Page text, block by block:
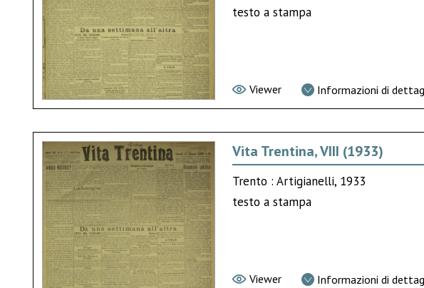
testo a stampa
Viewer Informazioni di
Vita Trentina, VIII (1933)
Trento : Artigianelli, 1933
testo a stampa
Viewer Informazioni di